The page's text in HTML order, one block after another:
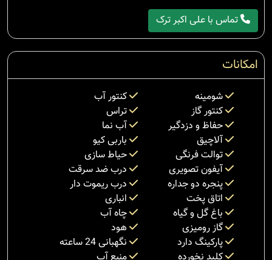
تماس با علی اکبر ترک
امکانات
شومینه
کنتور آب
کنتور گاز
تراس
حفاظ و دزدگیر
آب نما
آلاچیق
باربی کیو
توالت فرنگی
حیاط سازی
آیفون تصویری
درب ضد سرقت
پنجره دو جداره
درب ریموت دار
اتاق پخت
انباری
باغ گل و گیاه
چاه آب
گاز رومیزی
هود
پارکینگ دارد
نگهبانی 24 ساعته